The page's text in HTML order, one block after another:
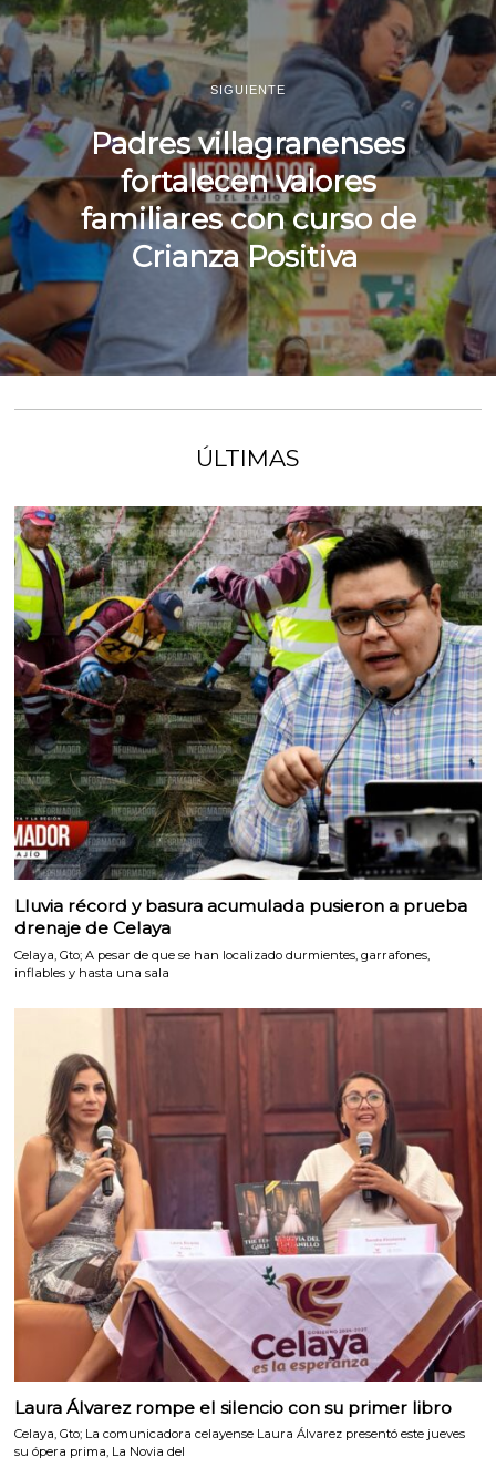
SIGUIENTE
Padres villagranenses
fortalecen valores
familiares con curso de
Crianza Positiva
ÚLTIMAS
Lluvia récord y basura acumulada pusieron a prueba
drenaje de Celaya
Celaya, Gto; A pesar de que se han localizado durmientes, garrafones,
inflables y hasta una sala
Laura Álvarez rompe el silencio con su primer libro
Celaya, Gto; La comunicadora celayense Laura Álvarez presentó este jueves
su ópera prima, La Novia del